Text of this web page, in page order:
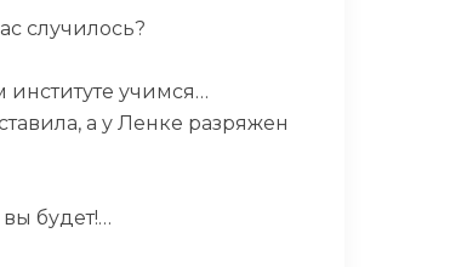
случилось?
институте учимся…
а у Ленке разряжен
будет!…